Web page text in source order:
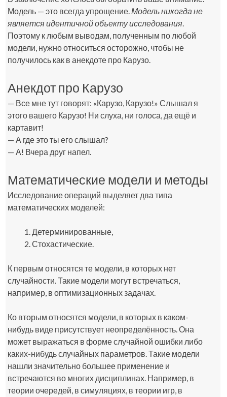
Модель — это всегда упрощение.Модель никогда не
является идентичной объекту исследования.
Поэтому к любым выводам, полученным по любой
модели, нужно относиться осторожно, чтобы не
получилось как в анекдоте про Карузо.
Анекдот про Карузо
— Все мне тут говорят: «Карузо, Карузо!» Слышал я
этого вашего Карузо! Ни слуха, ни голоса, да ещё и
картавит!
— А где это ты его слышал?
— А! Вчера друг напел.
Математические модели и методы
Исследование операций выделяет два типа
математических моделей:
Детерминированные,
Стохастические.
К первым относятся те модели, в которых нет
случайности. Такие модели могут встречаться,
например, в оптимизационных задачах.
Ко вторым относятся модели, в которых в каком-
нибудь виде присутствует неопределённость. Она
может выражаться в форме случайной ошибки либо
каких-нибудь случайных параметров. Такие модели
нашли значительно большее применение и
встречаются во многих дисциплинах. Например, в
теории очередей, в симуляциях, в теории игр, в